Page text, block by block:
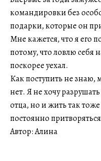
командировки без
подарки, которые он
Мне кажется, что я его
потому, что ловлю себя
поскорее уехал.
Как поступить не знаю,
нет. Я не хочу
отца, но и жить так
постоянно
Автор: Алина